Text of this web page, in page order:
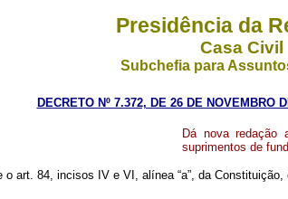
Presidência da
Casa Civil
Subchefia para
DECRETO Nº 7.372, DE 26 DE NOVEMBRO
Dá nova redação
suprimentos de
o art. 84, incisos IV e VI, alínea “a”, da